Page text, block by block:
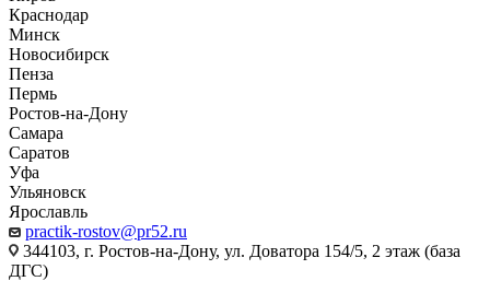
Краснодар
Минск
Новосибирск
Пенза
Пермь
Ростов-на-Дону
Самара
Саратов
Уфа
Ульяновск
Ярославль
practik-rostov@pr52.ru
344103, г. Ростов-на-Дону, ул. Доватора 154/5, 2 этаж (база
ДГС)